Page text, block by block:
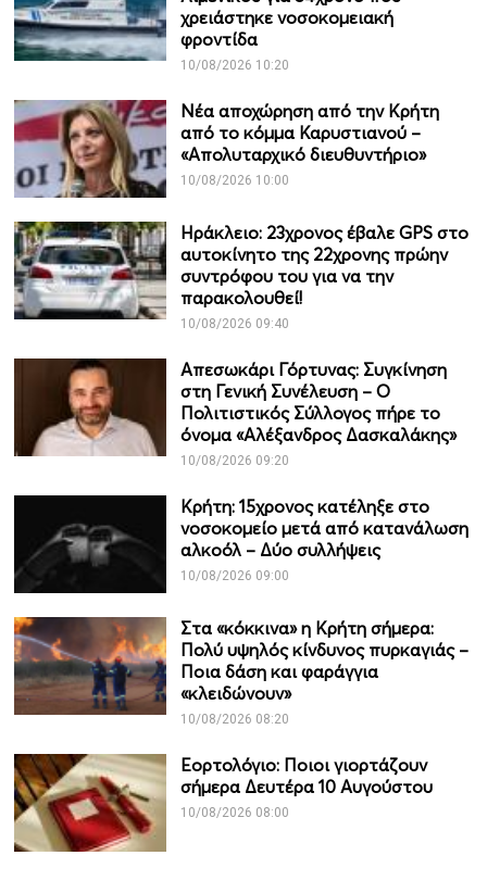
χρειάστηκε νοσοκομειακή
φροντίδα
10/08/2026 10:20
Νέα αποχώρηση από την Κρήτη
από το κόμμα Καρυστιανού –
«Απολυταρχικό διευθυντήριο»
10/08/2026 10:00
Ηράκλειο: 23χρονος έβαλε GPS στο
αυτοκίνητο της 22χρονης πρώην
συντρόφου του για να την
παρακολουθεί!
10/08/2026 09:40
Απεσωκάρι Γόρτυνας: Συγκίνηση
στη Γενική Συνέλευση – Ο
Πολιτιστικός Σύλλογος πήρε το
όνομα «Αλέξανδρος Δασκαλάκης»
10/08/2026 09:20
Κρήτη: 15χρονος κατέληξε στο
νοσοκομείο μετά από κατανάλωση
αλκοόλ – Δύο συλλήψεις
10/08/2026 09:00
Στα «κόκκινα» η Κρήτη σήμερα:
Πολύ υψηλός κίνδυνος πυρκαγιάς –
Ποια δάση και φαράγγια
«κλειδώνουν»
10/08/2026 08:20
Εορτολόγιο: Ποιοι γιορτάζουν
σήμερα Δευτέρα 10 Αυγούστου
10/08/2026 08:00